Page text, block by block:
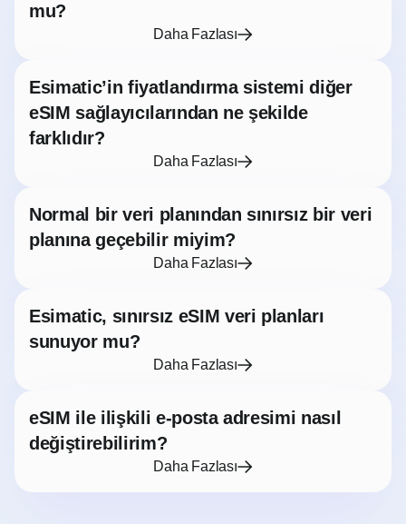
mu?
Daha Fazlası
Esimatic’in fiyatlandırma sistemi diğer
eSIM sağlayıcılarından ne şekilde
farklıdır?
Daha Fazlası
Normal bir veri planından sınırsız bir veri
planına geçebilir miyim?
Daha Fazlası
Esimatic, sınırsız eSIM veri planları
sunuyor mu?
Daha Fazlası
eSIM ile ilişkili e-posta adresimi nasıl
değiştirebilirim?
Daha Fazlası